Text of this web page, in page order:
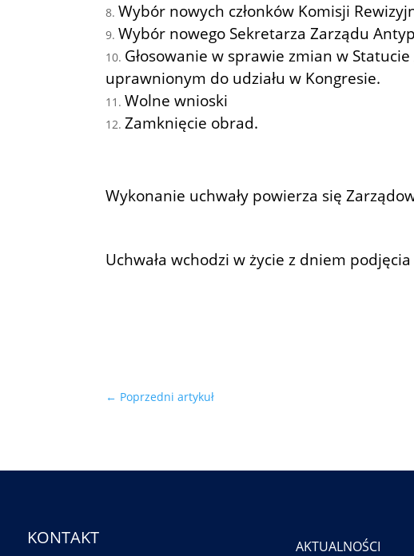
Wybór nowych członków Komisji
Wybór nowego Sekretarza Zarządu
Głosowanie w sprawie zmian w
uprawnionym do udziału w Kongresie.
Wolne wnioski
Zamknięcie obrad.
Wykonanie uchwały powierza się
Uchwała wchodzi w życie z dniem podjęcia
← Poprzedni artykuł
KONTAKT
AKTUALNOŚCI